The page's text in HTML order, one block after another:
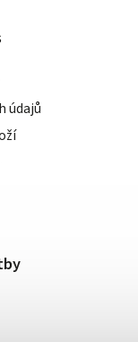
údajů